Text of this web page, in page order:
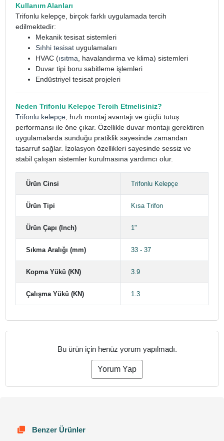
Kullanım Alanları
Trifonlu kelepçe, birçok farklı uygulamada tercih
edilmektedir:
Mekanik tesisat sistemleri
Sıhhi tesisat uygulamaları
HVAC (ısıtma , havalandırma ve klima) sistemleri
Duvar tipi boru sabitleme işlemleri
Endüstriyel tesisat projeleri
Neden Trifonlu Kelepçe Tercih Etmelisiniz?
Trifonlu kelepçe , hızlı montaj avantajı ve güçlü tutuş
performansı ile öne çıkar. Özellikle duvar montajı gerektiren
uygulamalarda sunduğu pratiklik sayesinde zamandan
tasarruf sağlar. İzolasyon özellikleri sayesinde sessiz ve
stabil çalışan sistemler kurulmasına yardımcı olur.
Ürün Cinsi Trifonlu Kelepçe
Ürün Tipi Kısa Trifon
Ürün Çapı (Inch) 1"
Sıkma Aralığı (mm) 33 - 37
Kopma Yükü (KN) 3.9
Çalışma Yükü (KN) 1.3
Bu ürün için henüz yorum yapılmadı.
Yorum Yap
Benzer Ürünler